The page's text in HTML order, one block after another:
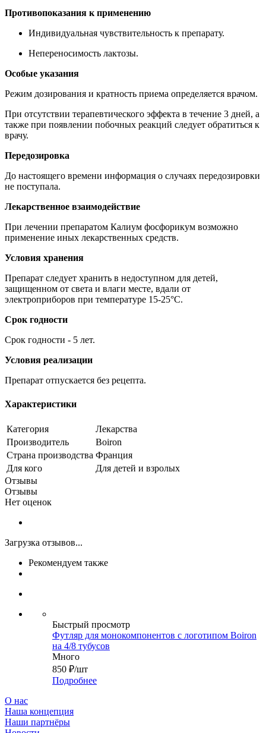
Противопоказания к применению
Индивидуальная чувствительность к препарату.
Непереносимость лактозы.
Особые указания
Режим дозирования и кратность приема определяется врачом.
При отсутствии терапевтического эффекта в течение 3 дней, а
также при появлении побочных реакций следует обратиться к
врачу.
Передозировка
До настоящего времени информация о случаях передозировки
не поступала.
Лекарственное взаимодействие
При лечении препаратом Калиум фосфорикум возможно
применение иных лекарственных средств.
Условия хранения
Препарат следует хранить в недоступном для детей,
защищенном от света и влаги месте, вдали от
электроприборов при температуре 15-25°C.
Срок годности
Срок годности - 5 лет.
Условия реализации
Препарат отпускается без рецепта.
Характеристики
Категория
Лекарства
Производитель
Boiron
Страна производства Франция
Для кого
Для детей и взролых
Отзывы
Отзывы
Нет оценок
Загрузка отзывов...
Рекомендуем также
Быстрый просмотр
Футляр для монокомпонентов с логотипом Boiron
на 4/8 тубусов
Много
850 ₽/шт
Подробнее
О нас
Наша концепция
Наши партнёры